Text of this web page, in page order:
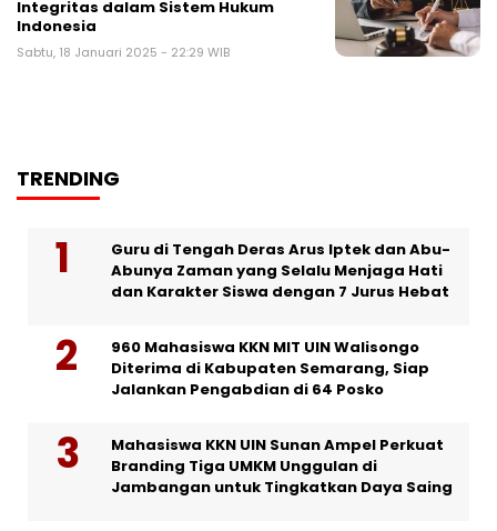
Integritas dalam Sistem Hukum
Indonesia
Sabtu, 18 Januari 2025 - 22:29 WIB
TRENDING
Guru di Tengah Deras Arus Iptek dan Abu-
Abunya Zaman yang Selalu Menjaga Hati
dan Karakter Siswa dengan 7 Jurus Hebat
960 Mahasiswa KKN MIT UIN Walisongo
Diterima di Kabupaten Semarang, Siap
Jalankan Pengabdian di 64 Posko
Mahasiswa KKN UIN Sunan Ampel Perkuat
Branding Tiga UMKM Unggulan di
Jambangan untuk Tingkatkan Daya Saing